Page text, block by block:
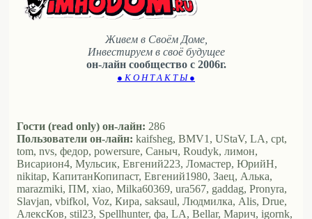
Живем в Своём Доме,
Инвестируем в своё будущее
он-лайн сообщество с 2006г.
● К О Н Т А К Т Ы ●
Гости (read only) он-лайн: 286
Пользователи он-лайн: kaifsheg, BMV1, UStaV, LA, cpt,
tom, nvs, федор, powersure, Саныч, Roudyk, лимон,
Висариoн4, Мульсик, Евгений223, Ломастер, ЮрийН,
nikitap, КапитанКопипаст, Евгений1980, Заец, Алька,
marazmiki, ПМ, xiao, Milka60369, ura567, gaddag, Pronyra,
Slavjan, vbifkol, Voz, Кира, saksaul, Людмилка, Alis, Drue,
АлексКов, stil23, Spellhunter, фа, LA, Bellar, Марич, igornk,